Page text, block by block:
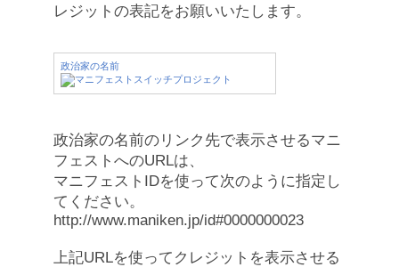
レジットの表記をお願いいたします。
政治家の名前
政治家の名前のリンク先で表示させるマニ
フェストへのURLは、
マニフェストIDを使って次のように指定し
てください。
http://www.maniken.jp/id#0000000023
上記URLを使ってクレジットを表示させる